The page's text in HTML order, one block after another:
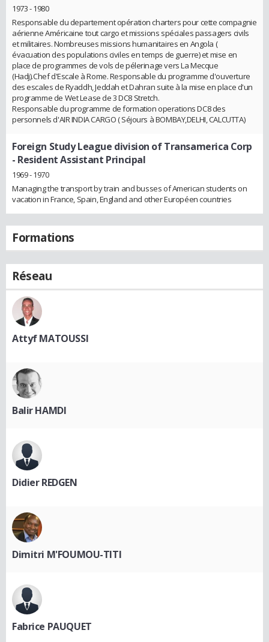
1973 - 1980
Responsable du departement opération charters pour cette compagnie
aérienne Américaine tout cargo et missions spéciales passagers civils
et militaires. Nombreuses missions humanitaires en Angola (
évacuation des populations civiles en temps de guerre) et mise en
place de programmes de vols de pélerinage vers La Mecque
(Hadj).Chef d'Escale à Rome. Responsable du programme d'ouverture
des escales de Ryaddh, Jeddah et Dahran suite à la mise en place d'un
programme de Wet Lease de 3 DC8 Stretch.
Responsable du programme de formation operations DC8 des
personnels d'AIR INDIA CARGO ( Séjours à BOMBAY,DELHI, CALCUTTA)
Foreign Study League division of Transamerica Corp
- Resident Assistant Principal
1969 - 1970
Managing the transport by train and busses of American students on
vacation in France, Spain, England and other Européen countries
Formations
Réseau
Attyf MATOUSSI
Balir HAMDI
Didier REDGEN
Dimitri M'FOUMOU-TITI
Fabrice PAUQUET